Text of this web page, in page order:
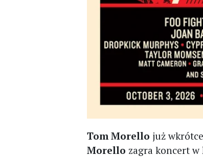
Tom Morello już
Morello zagra koncert w